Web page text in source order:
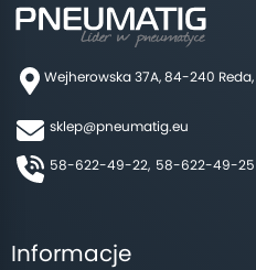
Wejherowska 37A, 84-240
sklep@pneumatig.eu
58-622-49-22, 58-622-49-25
Informacje